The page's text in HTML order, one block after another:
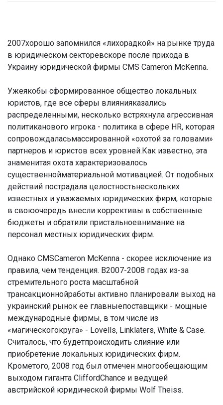
2007хорошо запомнился «лихорадкой» на рынке труда
в юридическом секторевскоре после прихода в
Украину юридической фирмы CMS Cameron McKenna.
Ужеякобы сформированное общество локальных
юристов, где все сферы влиянияказались
распределенными, несколько встряхнула агрессивная
политиканового игрока - политика в сфере HR, которая
сопровождаласьмассированной «охотой за головами»
партнеров и юристов всех уровней.Как известно, эта
знаменитая охота характеризовалось
существеннойматериальной мотивацией. От подобных
действий пострадала целостностьнескольких
известных и уважаемых юридических фирм, которые
в своюочередь внесли коррективы в собственные
бюджеты и обратили пристальноевнимание на
персонал местных юридических фирм.
Однако CMSCameron McKenna - скорее исключение из
правила, чем тенденция. В2007-2008 годах из-за
стремительного роста масштабной
трансакционнойработы активно планировали выход на
украинский рынок ее главныепоставщики - мощные
международные фирмы, в том числе из
«магическогокруга» - Lovells, Linklaters, White & Case.
Считалось, что будетпроисходить слияние или
приобретение локальных юридических фирм.
Крометого, 2008 год был отмечен многообещающим
выходом гиганта CliffordChance и ведущей
австрийской юридической фирмы Wolf Theiss.